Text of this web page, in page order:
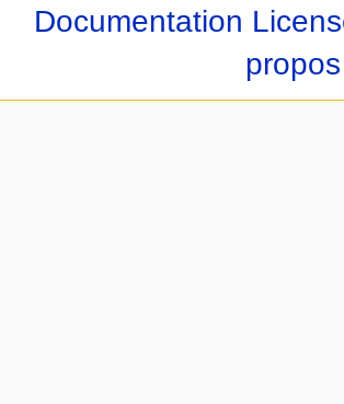
Documentation